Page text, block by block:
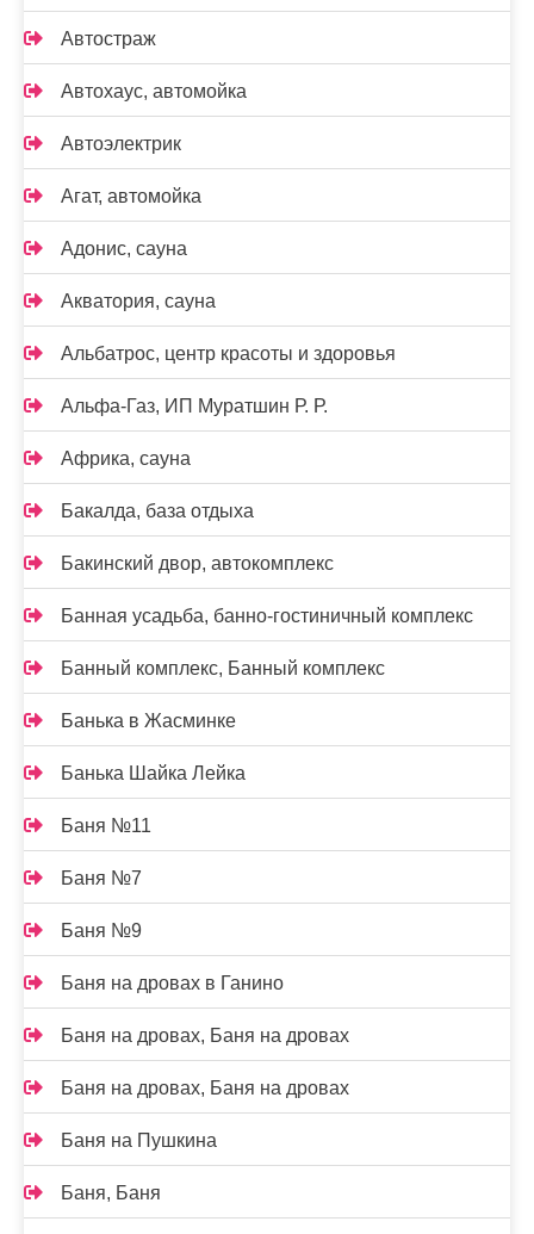
Автостраж
Автохаус, автомойка
Автоэлектрик
Агат, автомойка
Адонис, сауна
Акватория, сауна
Альбатрос, центр красоты и здоровья
Альфа-Газ, ИП Муратшин Р. Р.
Африка, сауна
Бакалда, база отдыха
Бакинский двор, автокомплекс
Банная усадьба, банно-гостиничный комплекс
Банный комплекс, Банный комплекс
Банька в Жасминке
Банька Шайка Лейка
Баня №11
Баня №7
Баня №9
Баня на дровах в Ганино
Баня на дровах, Баня на дровах
Баня на дровах, Баня на дровах
Баня на Пушкина
Баня, Баня